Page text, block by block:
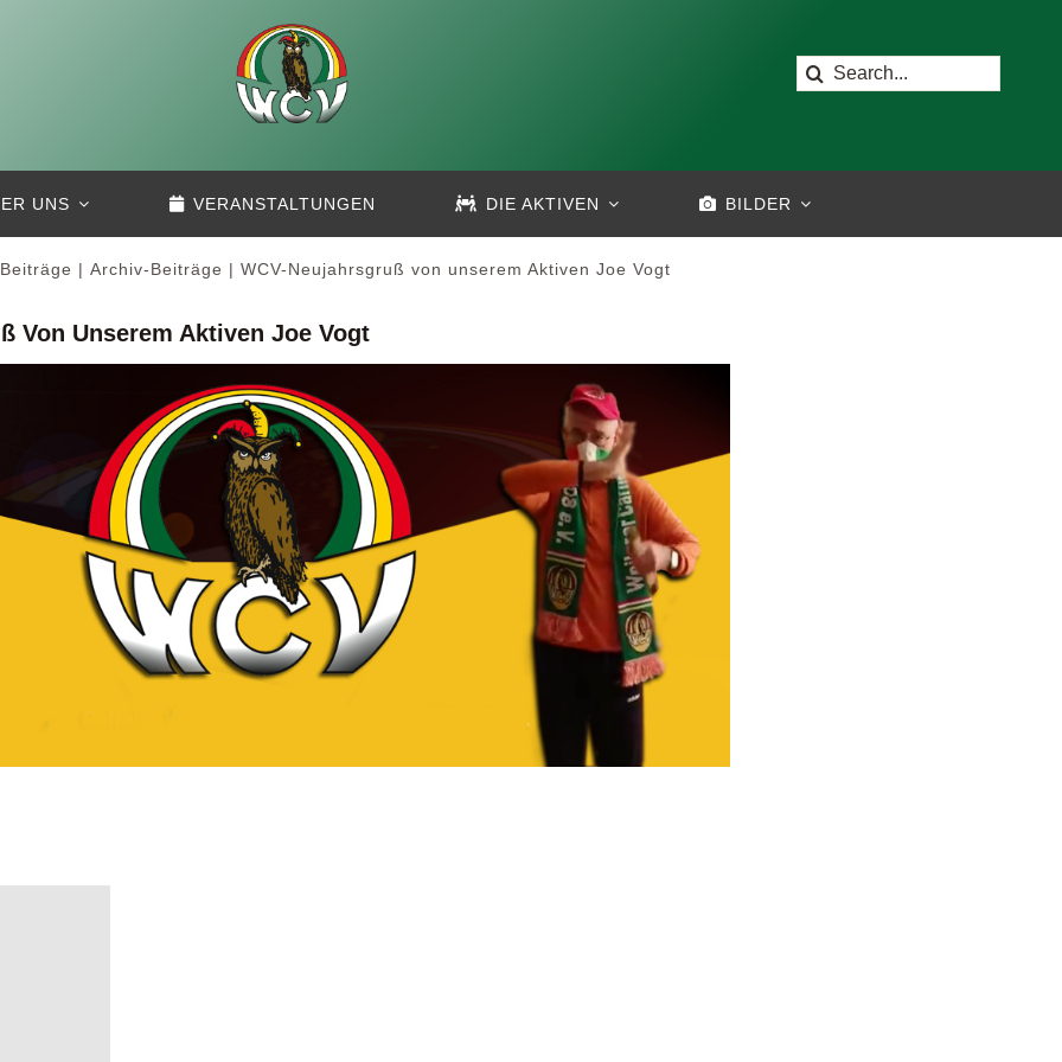
Suche
UNS VERANSTALTUNGEN DIE AKTIVEN BILDER
Beiträge Archiv-Beiträge WCV-Neujahrsgruß von unserem Aktiven Joe Vogt
Von Unserem Aktiven Joe Vogt